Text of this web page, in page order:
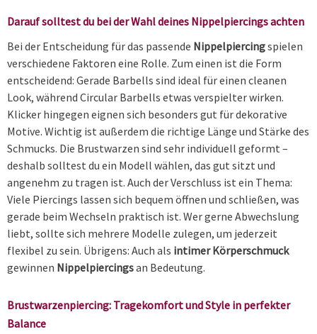
Darauf solltest du bei der Wahl deines Nippelpiercings achten
Bei der Entscheidung für das passende Nippelpiercingspielen
verschiedene Faktoren eine Rolle. Zum einen ist die Form
entscheidend: Gerade Barbells sind ideal für einen cleanen
Look, während Circular Barbells etwas verspielter wirken.
Klicker hingegen eignen sich besonders gut für dekorative
Motive. Wichtig ist außerdem die richtige Länge und Stärke des
Schmucks. Die Brustwarzen sind sehr individuell geformt –
deshalb solltest du ein Modell wählen, das gut sitzt und
angenehm zu tragen ist. Auch der Verschluss ist ein Thema:
Viele Piercings lassen sich bequem öffnen und schließen, was
gerade beim Wechseln praktisch ist. Wer gerne Abwechslung
liebt, sollte sich mehrere Modelle zulegen, um jederzeit
flexibel zu sein. Übrigens: Auch als intimer Körperschmuck
gewinnen Nippelpiercingsan Bedeutung.
Brustwarzenpiercing: Tragekomfort und Style in perfekter
Balance